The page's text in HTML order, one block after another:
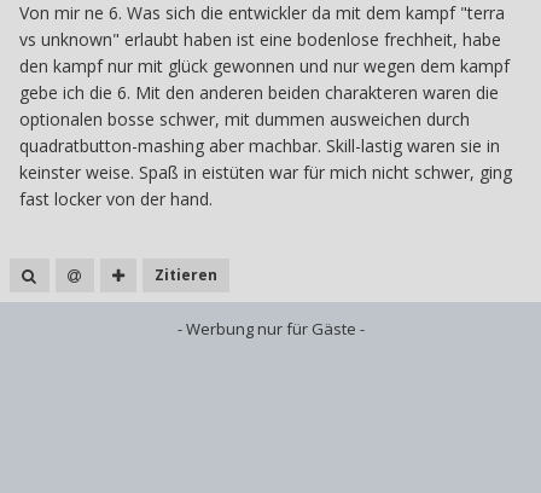
Von mir ne 6. Was sich die entwickler da mit dem kampf "terra
vs unknown" erlaubt haben ist eine bodenlose frechheit, habe
den kampf nur mit glück gewonnen und nur wegen dem kampf
gebe ich die 6. Mit den anderen beiden charakteren waren die
optionalen bosse schwer, mit dummen ausweichen durch
quadratbutton-mashing aber machbar. Skill-lastig waren sie in
keinster weise. Spaß in eistüten war für mich nicht schwer, ging
fast locker von der hand.
Zitieren
- Werbung nur für Gäste -